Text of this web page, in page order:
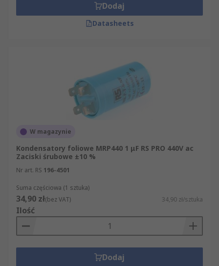
Dodaj
Datasheets
W magazynie
Kondensatory foliowe MRP440 1 μF RS PRO 440V ac
Zaciski śrubowe ±10 %
Nr art. RS 196-4501
Suma częściowa (1 sztuka)
34,90 zł(bez VAT) 34,90 zł/sztuka
Ilość
Dodaj